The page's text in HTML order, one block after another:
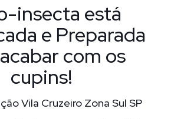
insecta está
e Preparada
com os
cupins!
Vila Cruzeiro Zona Sul SP